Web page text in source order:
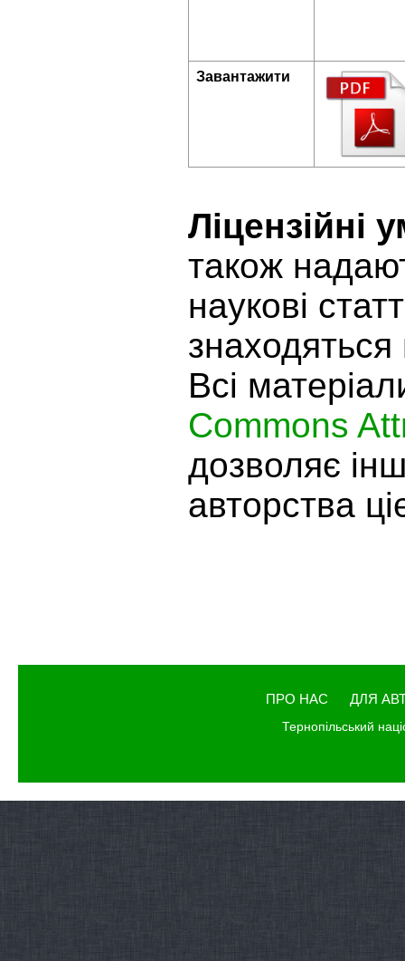
Завантажити
Ліцензійні
також
наукові
знаходяться
Всі
Commons
дозволяє
авторства
ПРО НАС ДЛЯ
Тернопільський